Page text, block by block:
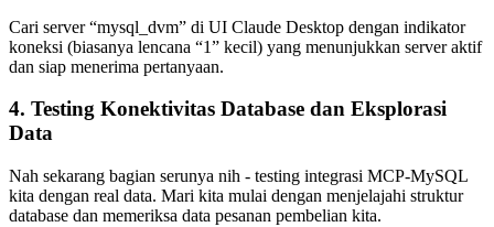
Cari server “mysql_dvm” di UI Claude Desktop dengan indikator
koneksi (biasanya lencana “1” kecil) yang menunjukkan server aktif
dan siap menerima pertanyaan.
4. Testing Konektivitas Database dan Eksplorasi
Data
Nah sekarang bagian serunya nih - testing integrasi MCP-MySQL
kita dengan real data. Mari kita mulai dengan menjelajahi struktur
database dan memeriksa data pesanan pembelian kita.